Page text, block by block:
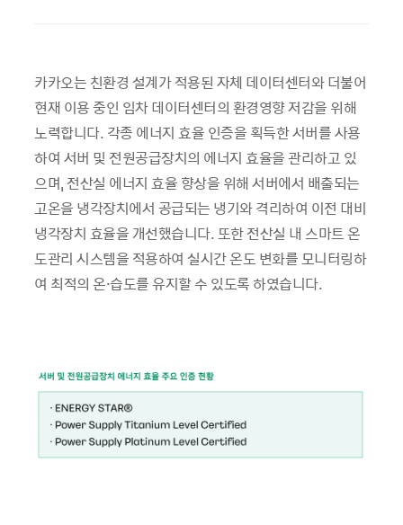
카카오는 친환경 설계가 적용된 자체 데이터센터와 더불어
현재 이용 중인 임차 데이터센터의 환경영향 저감을 위해
노력합니다. 각종 에너지 효율 인증을 획득한 서버를 사용
하여 서버 및 전원공급장치의 에너지 효율을 관리하고 있
으며, 전산실 에너지 효율 향상을 위해 서버에서 배출되는
고온을 냉각장치에서 공급되는 냉기와 격리하여 이전 대비
냉각장치 효율을 개선했습니다. 또한 전산실 내 스마트 온
도관리 시스템을 적용하여 실시간 온도 변화를 모니터링하
여 최적의 온·습도를 유지할 수 있도록 하였습니다.